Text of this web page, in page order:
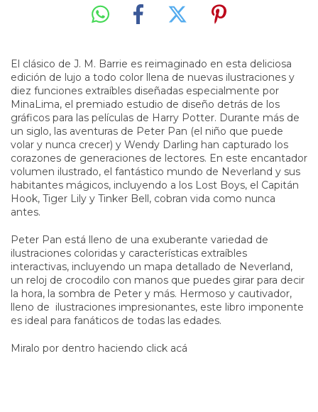
El clásico de J. M. Barrie es reimaginado en esta deliciosa
edición de lujo a todo color llena de nuevas ilustraciones y
diez funciones extraíbles diseñadas especialmente por
MinaLima, el premiado estudio de diseño detrás de los
gráficos para las películas de Harry Potter. Durante más de
un siglo, las aventuras de Peter Pan (el niño que puede
volar y nunca crecer) y Wendy Darling han capturado los
corazones de generaciones de lectores. En este encantador
volumen ilustrado, el fantástico mundo de Neverland y sus
habitantes mágicos, incluyendo a los Lost Boys, el Capitán
Hook, Tiger Lily y Tinker Bell, cobran vida como nunca
antes.
Peter Pan está lleno de una exuberante variedad de
ilustraciones coloridas y características extraíbles
interactivas, incluyendo un mapa detallado de Neverland,
un reloj de crocodilo con manos que puedes girar para decir
la hora, la sombra de Peter y más. Hermoso y cautivador,
lleno de ilustraciones impresionantes, este libro imponente
es ideal para fanáticos de todas las edades.
Miralo por dentro haciendo click acá